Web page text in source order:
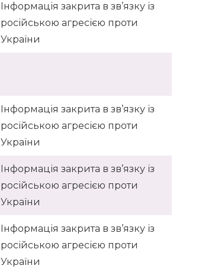
Інформація закрита в зв’язку із
російською агресією проти
України
Інформація закрита в зв’язку із
російською агресією проти
України
Інформація закрита в зв’язку із
російською агресією проти
України
Інформація закрита в зв’язку із
російською агресією проти
України